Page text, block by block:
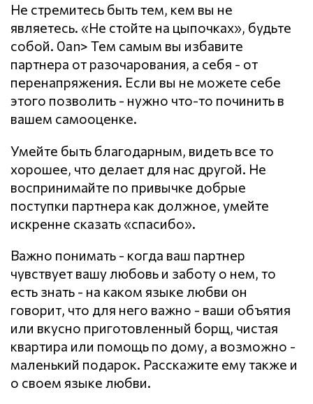
Не стремитесь быть тем, кем вы не
являетесь. «Не стойте на цыпочках», будьте
собой. 0an> Тем самым вы избавите
партнера от разочарования, а себя - от
перенапряжения. Если вы не можете себе
этого позволить - нужно что-то починить в
вашем самооценке.
Умейте быть благодарным, видеть все то
хорошее, что делает для нас другой. Не
воспринимайте по привычке добрые
поступки партнера как должное, умейте
искренне сказать «спасибо».
Важно понимать - когда ваш партнер
чувствует вашу любовь и заботу о нем, то
есть знать - на каком языке любви он
говорит, что для него важно - ваши объятия
или вкусно приготовленный борщ, чистая
квартира или помощь по дому, а возможно -
маленький подарок. Расскажите ему также и
о своем языке любви.